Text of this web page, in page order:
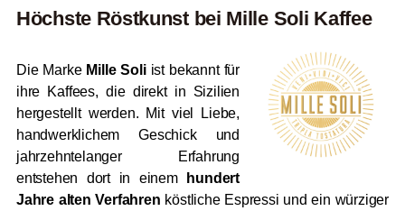
Höchste Röstkunst bei Mille Soli Kaffee
Die Marke Mille Soliist bekannt für
ihre Kaffees, die direkt in Sizilien
hergestellt werden. Mit viel Liebe,
handwerklichem Geschick und
jahrzehntelanger Erfahrung
entstehen dort in einem
hundert
Jahre alten Verfahren köstliche Espressi und ein würziger